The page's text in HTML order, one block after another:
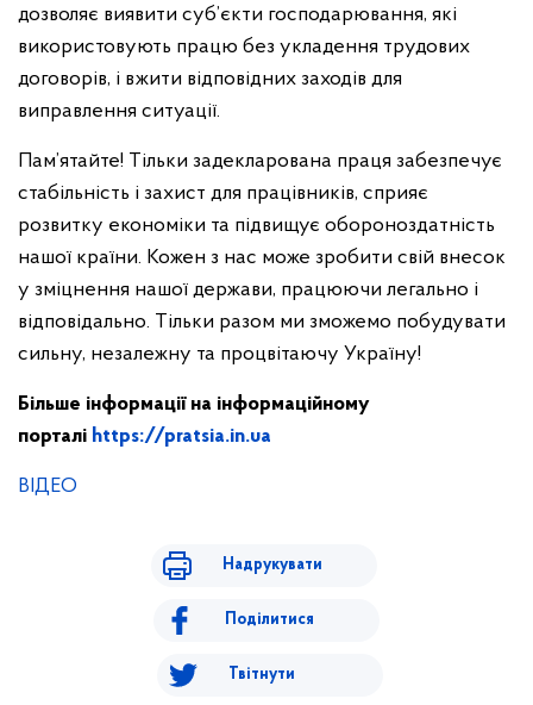
дозволяє виявити суб’єкти господарювання, які
використовують працю без укладення трудових
договорів, і вжити відповідних заходів для
виправлення ситуації.
Пам’ятайте! Тільки задекларована праця забезпечує
стабільність і захист для працівників, сприяє
розвитку економіки та підвищує обороноздатність
нашої країни. Кожен з нас може зробити свій внесок
у зміцнення нашої держави, працюючи легально і
відповідально. Тільки разом ми зможемо побудувати
сильну, незалежну та процвітаючу Україну!
Більше інформації на інформаційному
порталі https://pratsia.in.ua
ВІДЕО
Надрукувати
Поділитися
Твітнути